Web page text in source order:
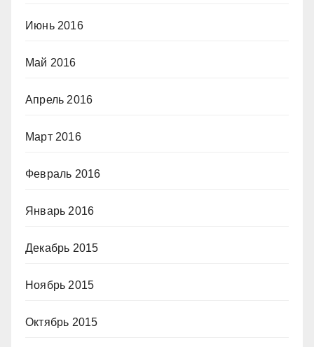
Июнь 2016
Май 2016
Апрель 2016
Март 2016
Февраль 2016
Январь 2016
Декабрь 2015
Ноябрь 2015
Октябрь 2015